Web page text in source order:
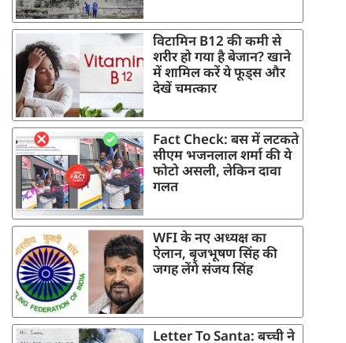
विटामिन B12 की कमी से
शरीर हो गया है बेजान? खाने
में शामिल करें ये फूड्स और
देखें चमत्कार
Fact Check: बस में लटकते
सीएम भजनलाल शर्मा की ये
फोटो असली, लेकिन दावा
गलत
WFI के नए अध्यक्ष का
ऐलान, बृजभूषण सिंह की
जगह लेंगे संजय सिंह
Letter To Santa: बच्ची ने